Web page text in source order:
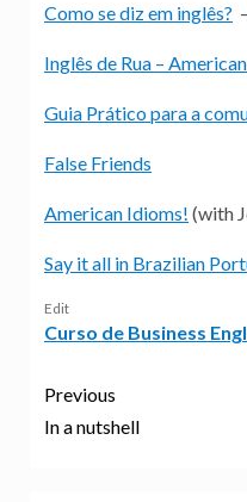
Como se diz em inglês? –
Inglês de Rua –
Guia Prático para a
False Friends
American Idioms! (with
Say it all in Brazilian
Edit
Curso de Business
Previous
In a nutshell